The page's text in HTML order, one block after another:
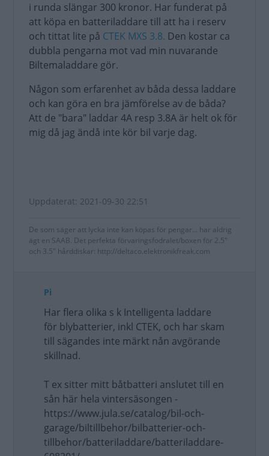
i runda slängar 300 kronor. Har funderat på
att köpa en batteriladdare till att ha i reserv
och tittat lite på CTEK MXS 3.8. Den kostar ca
dubbla pengarna mot vad min nuvarande
Biltemaladdare gör.
Någon som erfarenhet av båda dessa laddare
och kan göra en bra jämförelse av de båda?
Att de "bara" laddar 4A resp 3.8A är helt ok för
mig då jag ändå inte kör bil varje dag.
Uppdaterat: 2021-09-30 22:51
De som säger att lycka inte kan köpas för pengar... har aldrig
ägt en SAAB. Det perfekta förvaringsfodralet/boxen för 2.5"
och 3.5" hårddiskar: http://deltaco.elektronikfreak.com
Pi
Har flera olika s k Intelligenta laddare
för blybatterier, inkl CTEK, och har skam
till sägandes inte märkt nån avgörande
skillnad.
T ex sitter mitt båtbatteri anslutet till en
sån här hela vintersäsongen -
https://www.jula.se/catalog/bil-och-
garage/biltillbehor/bilbatterier-och-
tillbehor/batteriladdare/batteriladdare-